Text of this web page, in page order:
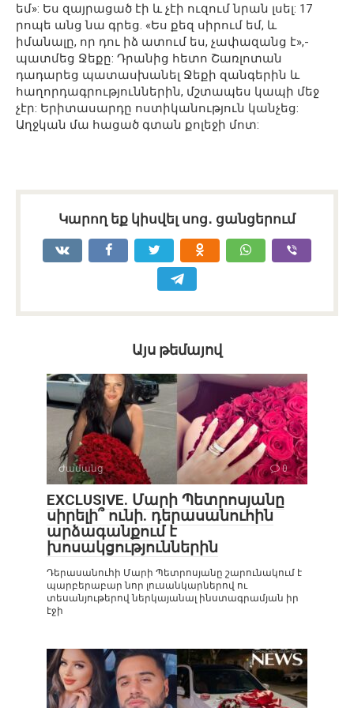
եմ»: Ես զայրացած էի և չէի ուզում նրան լսել: 17
րոպե անց նա գրեց. «Ես քեզ սիրում եմ, և
իմանալը, որ դու իձ ատում ես, չափազանց է»,-
պատմեց Ջեքը: Դրանից հետո Շառլոտան
դադարեց պատասխանել Ջեքի զանգերին և
հաղորդագրություններին, մշտապես կապի մեջ
չէր: Երիտասարդը ոստիկանություն կանչեց:
Աղջկան մա հացած գտան քոլեջի մոտ:
Կարող եք կիսվել սոց․ ցանցերում
Այս թեմայով
Ժամանց 0
EXCLUSIVE. Մարի Պետրոսյանը
սիրելի՞ ունի. դերասանուհին
արձագանքում է
խոսակցություններին
Դերասանուհի Մարի Պետրոսյանը շարունակում է
պարբերաբար նոր լուսանկարներով ու
տեսանյութերով ներկայանալ ինստագրամյան իր
էջի